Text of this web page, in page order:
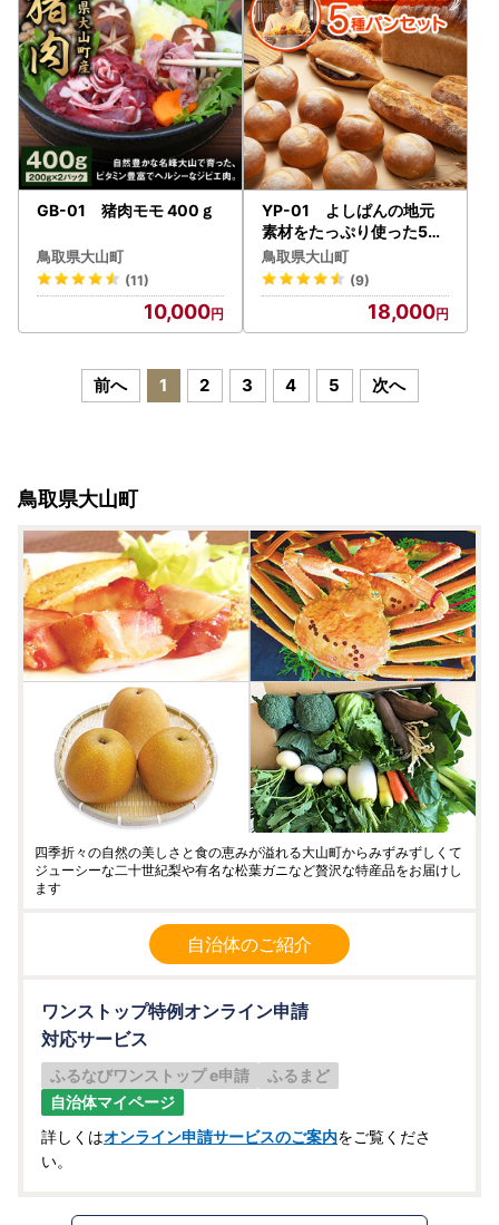
GB-01 猪肉モモ 400ｇ
鳥取県大山町
(11)
10,000
YP-01 よしぱんの地元
素材をたっぷり使った5種
パンセット
鳥取県大山町
(9)
18,000
前へ 1 2 3 4 5 次へ
鳥取県大山町
四季折々の自然の美しさと食の恵みが溢れる大山町からみずみずしくて
ジューシーな二十世紀梨や有名な松葉ガニなど贅沢な特産品をお届けし
ます
自治体のご紹介
ワンストップ特例オンライン申請
対応サービス
ふるなびワンストップ e申請
ふるまど
自治体マイページ
詳しくはオンライン申請サービスのご案内をご覧くださ
い。